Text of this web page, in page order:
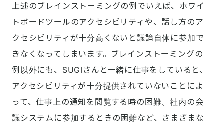
上述のブレインストーミングの例でいえば、ホワイ
トボードツールのアクセシビリティや、話し方のア
クセシビリティが十分高くないと議論自体に参加で
きなくなってしまいます。ブレインストーミングの
例以外にも、SUGIさんと一緒に仕事をしていると、
アクセシビリティが十分提供されていないことによ
って、仕事上の通知を閲覧する時の困難、社内の会
議システムに参加するときの困難など、さまざまな